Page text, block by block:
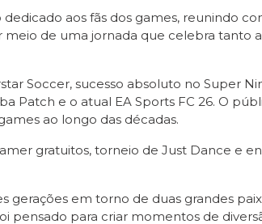
aos fãs dos games, reunindo
de uma jornada que celebra tanto
Soccer, sucesso absoluto no Super
Patch e o atual EA Sports FC 26. O
ao longo das décadas.
gratuitos, torneio de Just Dance e
em torno de duas grandes
pensado para criar momentos de